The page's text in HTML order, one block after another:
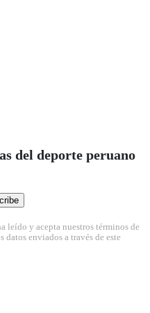
del deporte peruano
leído y acepta nuestros términos de
datos enviados a través de este